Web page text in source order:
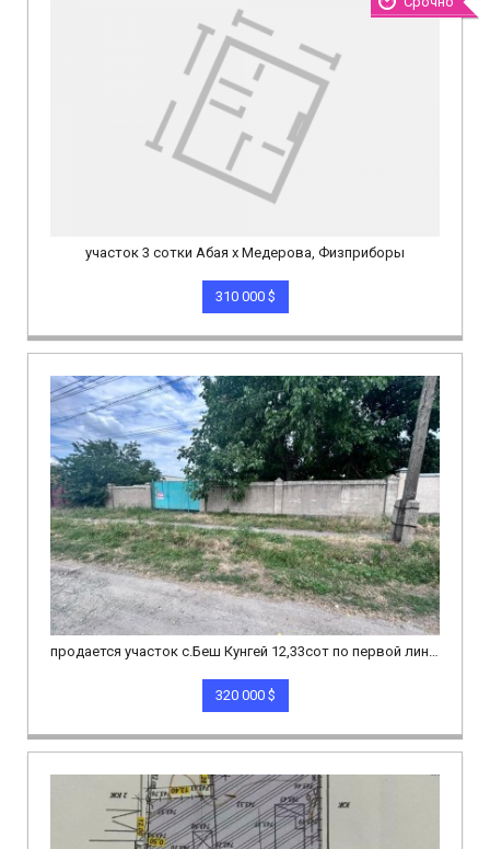
участок 3 сотки Абая х Медерова, Физприборы
310 000 $
320 000 $